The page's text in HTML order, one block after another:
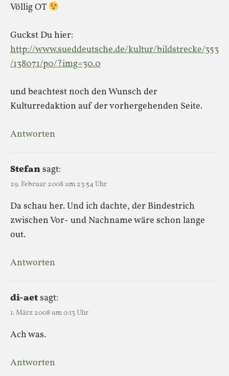
Völlig OT
Guckst Du hier:
http://www.sueddeutsche.de/kultur/bildstrecke/353
/138071/p0/?img=30.0
und beachtest noch den Wunsch der
Kulturredaktion auf der vorhergehenden Seite.
Antworten
Stefansagt:
29. Februar 2008 um 23:54 Uhr
Da schau her. Und ich dachte, der Bindestrich
zwischen Vor- und Nachname wäre schon lange
out.
Antworten
di-aetsagt:
1. März 2008 um 0:13 Uhr
Ach was.
Antworten